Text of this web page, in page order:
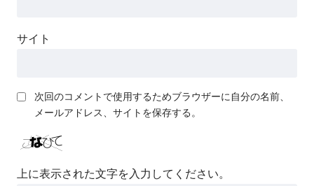
サイト
次回のコメントで使用するためブラウザーに自分の名前、
メールアドレス、サイトを保存する。
上に表示された文字を入力してください。